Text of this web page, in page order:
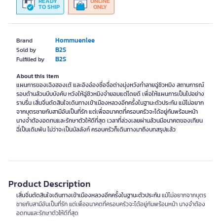
Brand Hommuenlee
Sold by B2S
Fulfilled by B2S
TO SHIP ONLY
About this item
แผนการของเฉิงฮองเต้ และอิงอ๋องซื่อจื่อต่างมุ่งหวังทำลายฉู่ซิวหมิง สถานการณ์
รอบด้านล้วนบีบบังคับ หวังให้ฉู่ซิวหมิงจำยอมแต่โดยดี เพื่อให้แผนการเป็นไปอย่าง
ราบรื่น เสิ่นจิ่นตัดสินใจเดินทางเข้าเมืองหลวงอีกครั้งในฐานะตัวประกัน แม้ไม่อยาก
จากบุตรชายกับสามีอันเป็นที่รัก แต่เพื่ออนาคตที่ครอบครัวจะได้อยู่กันพร้อมหน้า
นางจำต้องอดทนและรักษาตัวให้ดีที่สุด เวลาที่ล่วงเลยผ่านล้วนมีอนาคตของเทียน
ฉี่เป็นเดิมพัน ไม่ว่าจะเป็นบัลลังก์ ครอบครัวก็เดินทางมาถึงบทสรุปแล้ว
Product Description
เสิ่นจิ่นตัดสินใจเดินทางเข้าเมืองหลวงอีกครั้งในฐานะตัวประกันแม้ไม่อยากจากบุตร
ชายกับสามีอันเป็นที่รัก แต่เพื่ออนาคตที่ครอบครัวจะได้อยู่กันพร้อมหน้า นางจำต้อง
อดทนและรักษาตัวให้ดีที่สุด